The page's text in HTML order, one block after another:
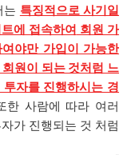
는 특징적으로 사기일
에 접속하여 회원 가
야만 가입이 가능한
원이 되는 것처럼 느
자를 진행하시는 경
한 사람에 따라 여러
가 진행되는 것 처럼